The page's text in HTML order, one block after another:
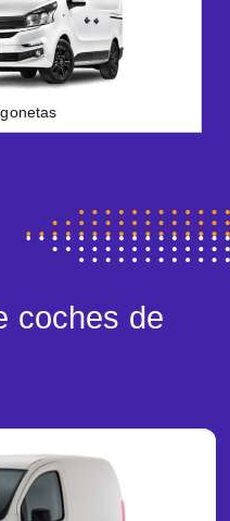
coches de